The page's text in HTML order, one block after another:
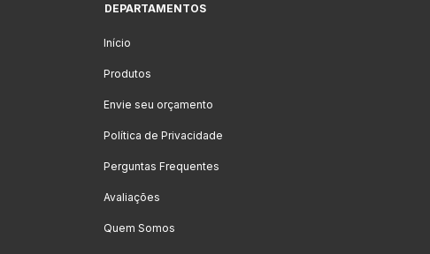
DEPARTAMENTOS
Início
Produtos
Envie seu orçamento
Política de Privacidade
Perguntas Frequentes
Avaliações
Quem Somos